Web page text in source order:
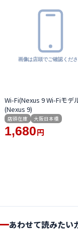
Wi-Fi(Nexus 9 Wi-Fiモデ
(Nexus 9)
店頭在庫 大阪日本橋
1,680 円
あわせて読みたい